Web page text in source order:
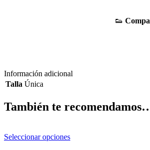
👟
Información adicional
Talla Única
También te
Seleccionar opciones